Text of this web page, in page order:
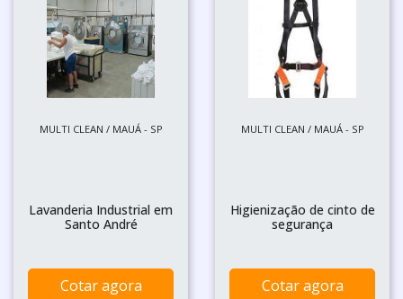
MULTI CLEAN / MAUÁ - SP
Lavanderia Industrial em
Santo André
Cotar agora
MULTI CLEAN / MAUÁ - SP
Higienização de cinto de
segurança
Cotar agora